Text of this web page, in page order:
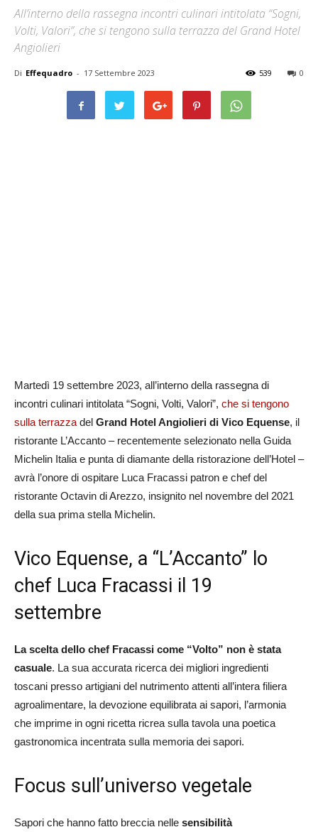
All’interno della rassegna incontri culinari intitolata “Sogni,
Volti, Valori”, che si tengono sulla terrazza del Grand Hotel
Angiolieri
Di Effequadro - 17 Settembre 2023 0
539
Martedì 19 settembre 2023, all’interno della rassegna di
incontri culinari intitolata “Sogni, Volti, Valori”, che si tengono
sulla terrazza del Grand Hotel Angiolieri di Vico Equense, il
ristorante L’Accanto – recentemente selezionato nella Guida
Michelin Italia e punta di diamante della ristorazione dell’Hotel –
avrà l’onore di ospitare Luca Fracassi patron e chef del
ristorante Octavin di Arezzo, insignito nel novembre del 2021
della sua prima stella Michelin.
Vico Equense, a “L’Accanto” lo
chef Luca Fracassi il 19
settembre
La scelta dello chef Fracassi come “Volto” non è stata
casuale. La sua accurata ricerca dei migliori ingredienti
toscani presso artigiani del nutrimento attenti all’intera filiera
agroalimentare, la devozione equilibrata ai sapori, l’armonia
che imprime in ogni ricetta ricrea sulla tavola una poetica
gastronomica incentrata sulla memoria dei sapori.
Focus sull’universo vegetale
Sapori che hanno fatto breccia nelle sensibilità